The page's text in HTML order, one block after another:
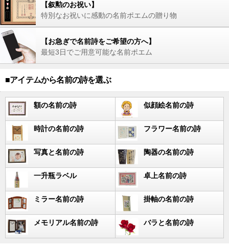
【叙勲のお祝い】
特別なお祝いに感動の名前ポエムの贈り物
【お急ぎで名前詩をご希望の方へ】
最短3日でご用意可能な名前ポエム
■アイテムから名前の詩を選ぶ
額の名前の詩 似顔絵名前の詩
時計の名前の詩 フラワー名前の詩
写真と名前の詩 陶器の名前の詩
一升瓶ラベル 卓上名前の詩
ミラー名前の詩 掛軸の名前の詩
メモリアル名前の詩 バラと名前の詩